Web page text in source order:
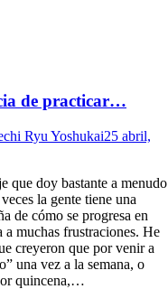
de practicar…
Ryu Yoshukai25 abril,
que doy bastante a menudo
la gente tiene una
de cómo se progresa en
a muchas frustraciones. He
creyeron que por venir a
una vez a la semana, o
quincena,…